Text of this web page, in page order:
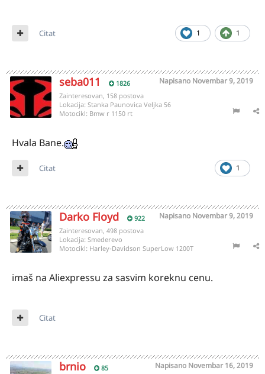
1 1
Citat
seba011 1826 Napisano Novembar 9, 2019
Zainteresovan, 158 postova
Lokacija: Stanka Paunovica Veljka 56
Motocikl: Bmw r 1150 rt
Hvala Bane.
1
Citat
Darko Floyd 922 Napisano Novembar 9, 2019
Zainteresovan, 498 postova
Lokacija: Smederevo
Motocikl: Harley-Davidson SuperLow 1200T
imaš na Aliexpressu za sasvim koreknu cenu.
Citat
brnio 85 Napisano Novembar 16, 2019